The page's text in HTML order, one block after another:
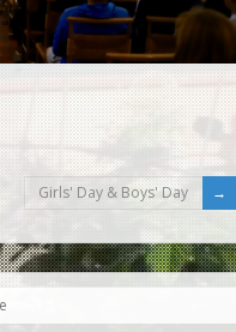
Girls' Day & Boys' Day